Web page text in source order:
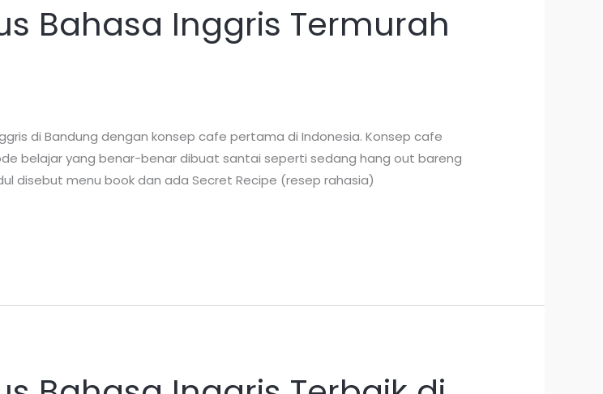
Bahasa Inggris Termurah
di Bandung dengan konsep cafe pertama di Indonesia. Konsep cafe
belajar yang benar-benar dibuat santai seperti sedang hang out bareng
disebut menu book dan ada Secret Recipe (resep rahasia)